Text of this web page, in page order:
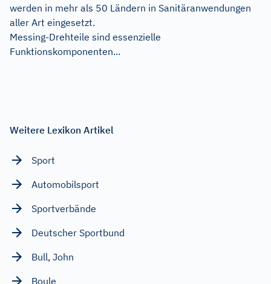
werden in mehr als 50 Ländern in Sanitäranwendungen
aller Art eingesetzt.
Messing-Drehteile sind essenzielle
Funktionskomponenten...
Weitere Lexikon Artikel
Sport
Automobilsport
Sportverbände
Deutscher Sportbund
Bull, John
Boule